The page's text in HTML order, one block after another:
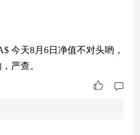
今天8月6日净值不对头哟，
严查。